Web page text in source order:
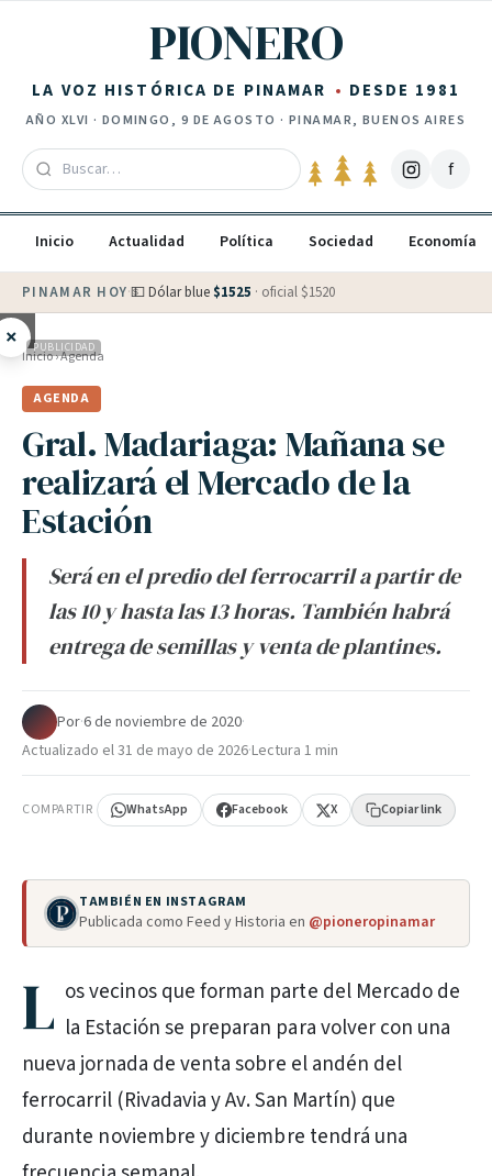
PIONERO
LA VOZ HISTÓRICA DE PINAMAR DESDE 1981
AÑO XLVI · DOMINGO, 9 DE AGOSTO · PINAMAR, BUENOS AIRES
f
Inicio Actualidad Política Sociedad Economía
PINAMAR HOY·💵 Dólar blue $1525 · oficial $1520
× PUBLICIDAD
Inicio›Agenda
AGENDA
Gral. Madariaga: Mañana se
realizará el Mercado de la
Estación
Será en el predio del ferrocarril a partir de
las 10 y hasta las 13 horas. También habrá
entrega de semillas y venta de plantines.
Por·6 de noviembre de 2020·
Actualizado el31 de mayo de 2026·Lectura 1 min
COMPARTIR WhatsApp Facebook X Copiar link
TAMBIÉN EN INSTAGRAM
Publicada como Feed y Historia en @pioneropinamar
L os vecinos que forman parte del Mercado de
la Estación se preparan para volver con una
nueva jornada de venta sobre el andén del
ferrocarril (Rivadavia y Av. San Martín) que
durante noviembre y diciembre tendrá una